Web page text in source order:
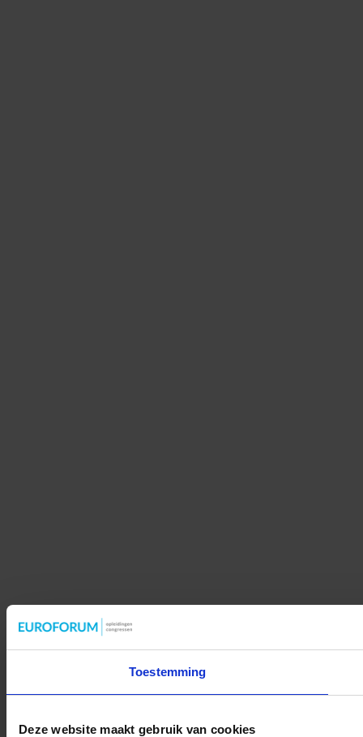
Toestemming
Deze website maakt gebruik van cookies